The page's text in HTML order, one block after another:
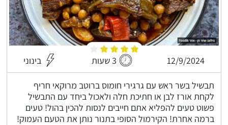
12/9/2024 3 שעות בינוני
תבשיל בשר ראש עם גרגירי חומוס ברוטב מרוקאי חריף
לקחת אורז לבן או חתיכת חלה ולאכול ביחד עם התבשיל
פשוט טעים להפליא אתם חייבים לנסות להכין בהול! טעים
ברמה אחרת! הקירמול הסופי בתנור נותן את הטעם העמוק!